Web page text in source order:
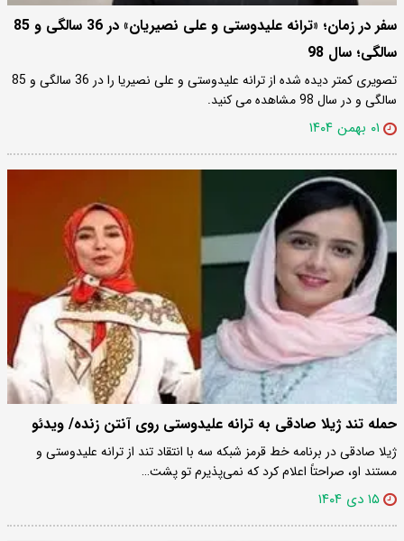
سفر در زمان؛ «ترانه علیدوستی و علی نصیریان» در 36 سالگی و 85
سالگی؛ سال 98
تصویری کمتر دیده شده از ترانه علیدوستی و علی نصیریا را در 36 سالگی و 85
سالگی و در سال 98 مشاهده می کنید.
۰۱ بهمن ۱۴۰۴
حمله تند ژیلا صادقی به ترانه علیدوستی روی آنتن زنده/ ویدئو
ژیلا صادقی در برنامه خط قرمز شبکه سه با انتقاد تند از ترانه علیدوستی و
مستند او، صراحتاً اعلام کرد که نمی‌پذیرم تو پشت…
۱۵ دی ۱۴۰۴